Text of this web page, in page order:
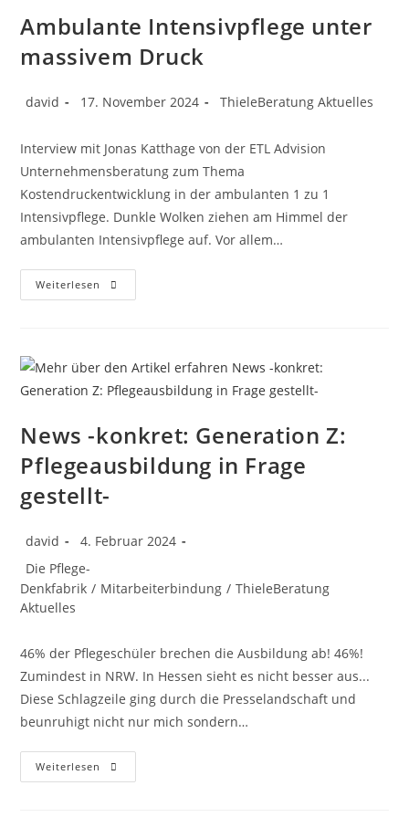
Ambulante Intensivpflege unter
massivem Druck
david 17. November 2024 ThieleBeratung Aktuelles
Interview mit Jonas Katthage von der ETL Advision
Unternehmensberatung zum Thema
Kostendruckentwicklung in der ambulanten 1 zu 1
Intensivpflege. Dunkle Wolken ziehen am Himmel der
ambulanten Intensivpflege auf. Vor allem…
Weiterlesen
News -konkret: Generation Z:
Pflegeausbildung in Frage
gestellt-
david
4. Februar 2024
Die Pflege-
Denkfabrik / Mitarbeiterbindung / ThieleBeratung
Aktuelles
46% der Pflegeschüler brechen die Ausbildung ab! 46%!
Zumindest in NRW. In Hessen sieht es nicht besser aus...
Diese Schlagzeile ging durch die Presselandschaft und
beunruhigt nicht nur mich sondern…
Weiterlesen